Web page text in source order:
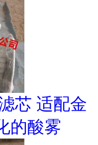
芯 适配金
的酸雾